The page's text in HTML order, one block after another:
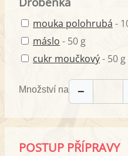
mouka polohrubá -
máslo - 50 g
cukr moučkový- 50 g
Množství na −
POSTUP PŘÍPRAVY